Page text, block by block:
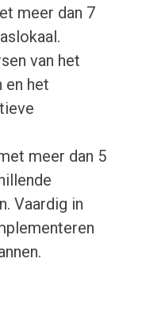
meer dan 7
van het
en het
meer dan 5
Vaardig in